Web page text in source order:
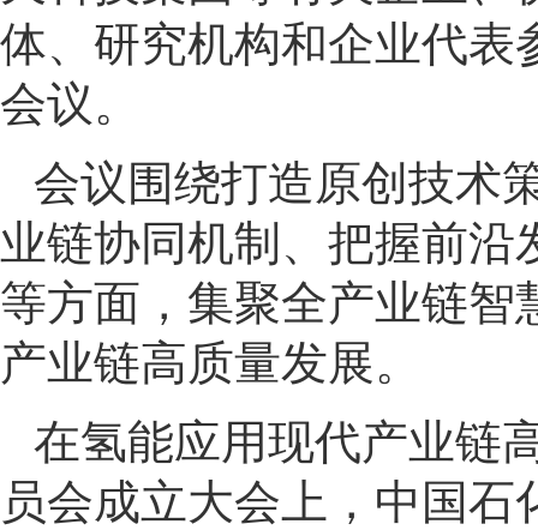
体、研究机构和企业代表
会议。
会议围绕打造原创技术
业链协同机制、把握前
等方面，集聚全产业链智
产业链高质量发展。
在氢能应用现代产业链
员会成立大会上，中国